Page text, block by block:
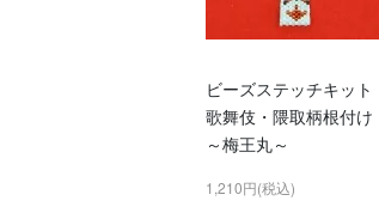
ビーズステッチキット
歌舞伎・隈取柄根付け
～梅王丸～
1,210円(税込)